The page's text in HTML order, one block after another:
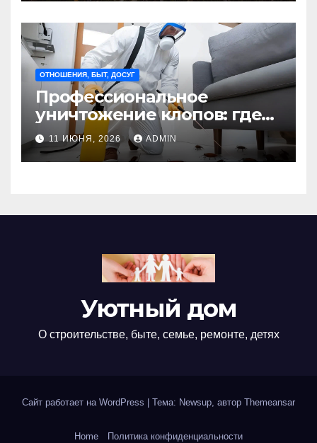
ОТНОШЕНИЯ, БЫТ, ДОСУГ
Профессиональное
уничтожение клопов: где
оно необходимо?
11 ИЮНЯ, 2026 ADMIN
Уютный дом
О строительстве, быте, семье, ремонте, детях
Сайт работает на WordPress | Тема: Newsup, автор Themeansar
Home Политика конфиденциальности